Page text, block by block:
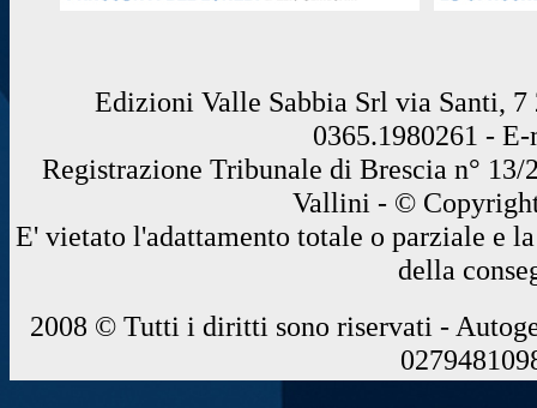
Edizioni Valle Sabbia Srl via Santi, 7
0365.1980261 -
Registrazione Tribunale di Brescia n°
Vallini - ©
E' vietato l'adattamento totale o parziale e
della
2008 © Tutti i diritti sono riservati -